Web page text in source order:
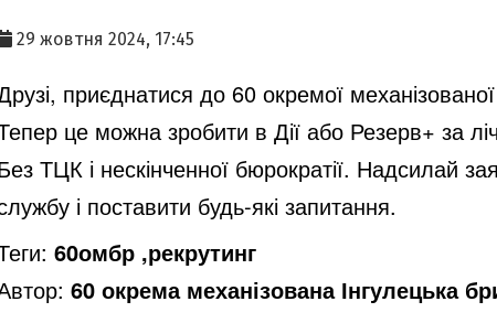
29 жовтня 2024, 17:45
приєднатися до 60 окремої
це можна зробити в Дії або Резерв+ за
ТЦК і нескінченної бюрократії. Надсилай
і поставити будь-які запитання.
60омбр ,рекрутинг
60 окрема механізована Інгулецька